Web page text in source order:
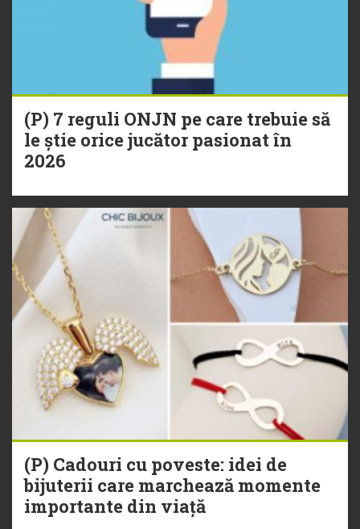
(P) 7 reguli ONJN pe care trebuie să
le știe orice jucător pasionat în
2026
(P) Cadouri cu poveste: idei de
bijuterii care marchează momente
importante din viață